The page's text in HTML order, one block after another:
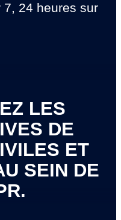
24 heures sur
LES
DE
ET
SEIN DE